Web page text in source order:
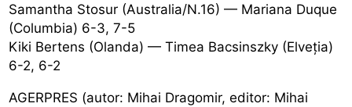
Samantha Stosur (Australia/N.16) — Mariana Duque
(Columbia) 6-3, 7-5
Kiki Bertens (Olanda) — Timea Bacsinszky (Elveția)
6-2, 6-2
AGERPRES (autor: Mihai Dragomir, editor: Mihai